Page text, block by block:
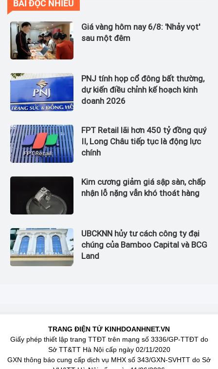
BÀI ĐỌC NHIỀU
Giá vàng hôm nay 6/8: 'Nhảy vọt'
sau một đêm
PNJ tính họp cổ đông bất thường,
dự kiến điều chỉnh kế hoạch kinh
doanh 2026
FPT Retail lãi hơn 450 tỷ đồng quý
II, Long Châu tiếp tục là động lực
chính
Kim cương giảm giá sập sàn, chấp
nhận lỗ nặng vẫn khó thoát hàng
UBCKNN hủy tư cách công ty đại
chúng của Bamboo Capital và BCG
Land
TRANG ĐIỆN TỬ KINHDOANHNET.VN
Giấy phép thiết lập trang TTĐT trên mạng số 3336/GP-TTĐT do
Sở TT&TT Hà Nội cấp ngày 02/11/2020
GXN thông báo cung cấp dịch vụ MHX số 343/GXN-SVHTT do Sở